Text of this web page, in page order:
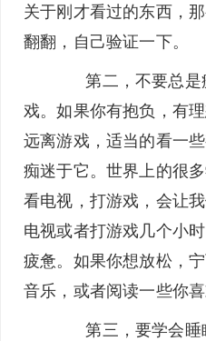
关于刚才看过的东西，
翻翻，自己验证一下。
第二，不要总是
戏。如果你有抱负，有
远离游戏，适当的看一
痴迷于它。世界上的很
看电视，打游戏，会让
电视或者打游戏几个小
疲惫。如果你想放松，
音乐，或者阅读一些你喜
第三，要学会睡